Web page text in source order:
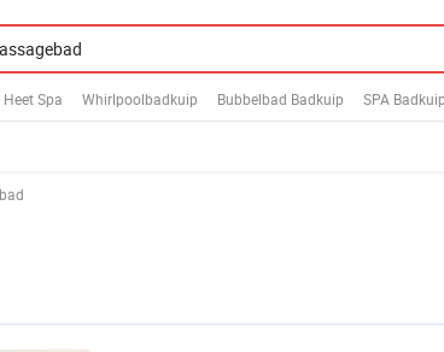
Heet Spa Whirlpoolbadkuip Bubbelbad Badkuip SPA Badkuip